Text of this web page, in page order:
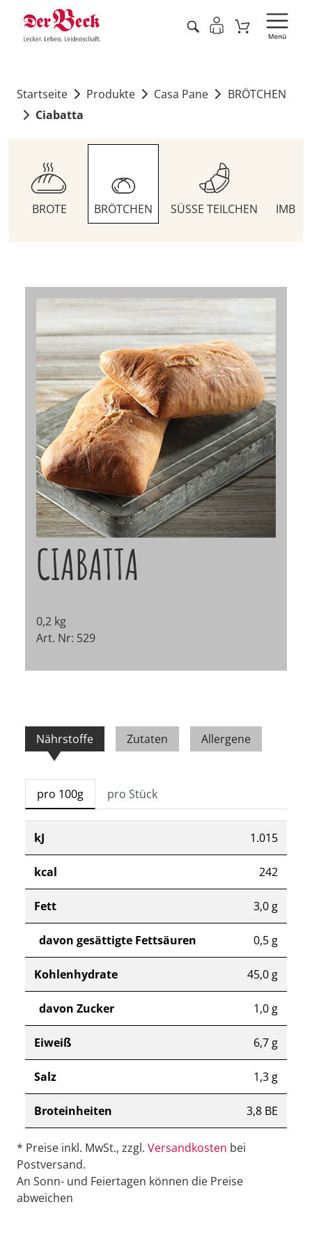
Startseite Produkte Casa Pane
BRÖTCHEN
Ciabatta
BROTE BRÖTCHEN SÜSSE TEILCHEN
CIABATTA
0,2 kg
Art. Nr: 529
Nährstoffe Zutaten Allergene
pro 100g pro Stück
kJ 1.015
kcal 242
Fett 3,0 g
davon gesättigte Fettsäuren 0,5 g
Kohlenhydrate 45,0 g
davon Zucker 1,0 g
Eiweiß 6,7 g
Salz 1,3 g
Broteinheiten 3,8 BE
* Preise inkl. MwSt., zzgl. Versandkosten bei
Postversand.
An Sonn- und Feiertagen können die Preise
abweichen